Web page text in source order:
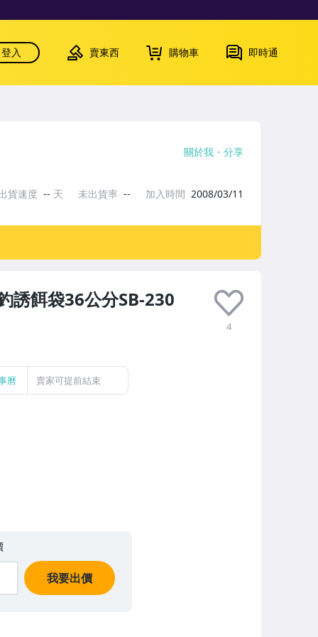
登入 賣東西 購物車 即時通
誘餌袋36公分SB-230
4
曆 賣家可提前結束
我要出價
關於我 分享
貨速度 -- 天 未出貨率 -- 加入時間 2008/03/11